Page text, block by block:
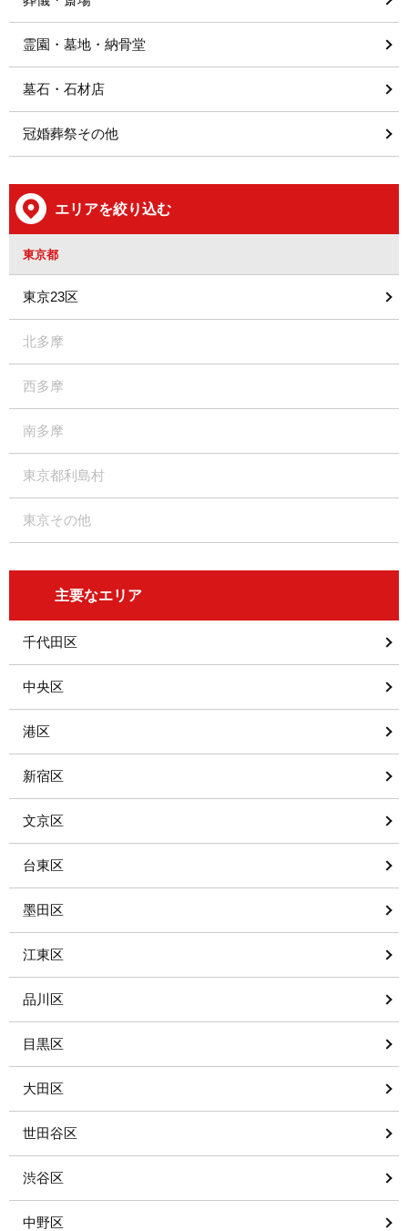
霊園・墓地・納骨堂
墓石・石材店
冠婚葬祭その他
エリアを絞り込む
東京都
東京23区
北多摩
西多摩
南多摩
東京都利島村
東京その他
主要なエリア
千代田区
中央区
港区
新宿区
文京区
台東区
墨田区
江東区
品川区
目黒区
大田区
世田谷区
渋谷区
中野区